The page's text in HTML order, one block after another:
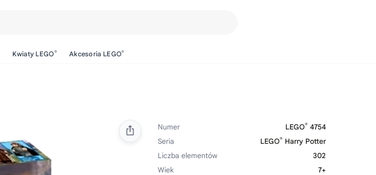
Kwiaty LEGO® Akcesoria LEGO®
Numer LEGO® 4754
Seria
LEGO® Harry Potter
Liczba elementów
302
Wiek
7+